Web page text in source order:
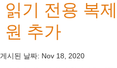
읽기 전용 복
원 추가
게시된 날짜: Nov 18, 2020